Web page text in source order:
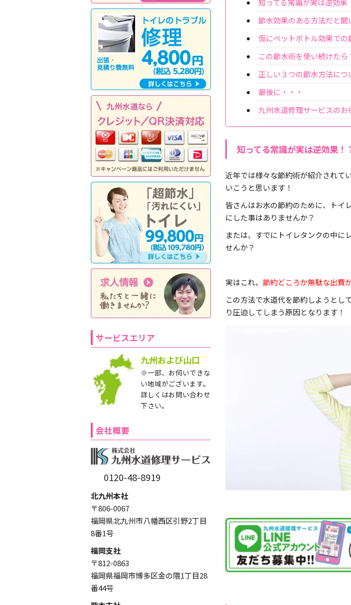
知ってる常識が実は逆効果
節水効果のある方法だと聞
仮にペットボトル効果での
この節水術を使い続けたら
正しい３つの節水方法につ
最後に・・・
九州水道修理サービスのお
知ってる常識が実は逆効果！
近年では様々な節約術が紹介されて
いこうと思います！
皆さんはお水の節約のために、トイ
にした事はありませんか？
または、すでにトイレタンクの中に
せんか？
実はこれ、 節約どころか無駄な出費
この方法で水道代を節約しようとし
り圧迫してしまう原因となります！
サービスエリア
九州および山口
※一部、お伺いできな
い地域がございます。
詳しくはお問い合わせ
下さい。
会社概要
0120-48-8919
北九州本社
〒806-0067
福岡県北九州市八幡西区引野2丁目
8番1号
福岡支社
〒812-0863
福岡県福岡市博多区金の隈1丁目28
番44号